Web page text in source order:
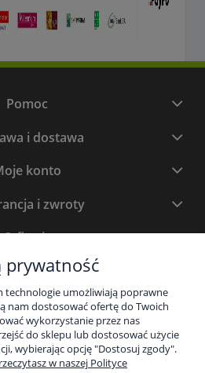
Pomoc
i dostawa
konto
i zwroty
O firmie
Zapisz się, a otrzymasz atrakcyjne
i oferty specjalne.
prywatność
technologie umożliwiają poprawne
nam dostosować ofertę do Twoich
wykorzystanie przez nas
do sklepu lub dostosować użycie
wybierając opcję "Dostosuj zgody".
w naszej Polityce